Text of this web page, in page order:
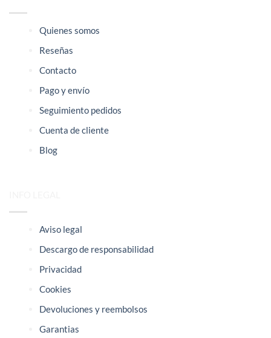
Quienes somos
Reseñas
Contacto
Pago y envío
Seguimiento pedidos
Cuenta de cliente
Blog
Aviso legal
Descargo de responsabilidad
Privacidad
Cookies
Devoluciones y reembolsos
Garantias